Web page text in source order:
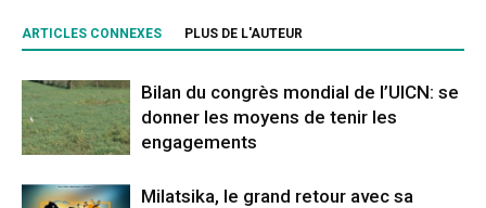
ARTICLES CONNEXES PLUS DE L'AUTEUR
Bilan du congrès mondial de l’UICN: se
donner les moyens de tenir les
engagements
Milatsika, le grand retour avec sa